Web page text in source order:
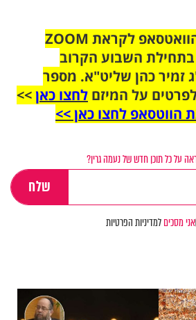
הצטרפו לקבוצת הוואטסאפ לקראת ZOOM
השבוע הקרוב
כהן שליט"א. מספר
על המיזם לחצו כאן>>
הווטסאפ לחצו כאן >>
על כל תוכן חדש של נעמה גרין?
אני מסכיםלמדיניות הפרטיות